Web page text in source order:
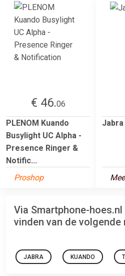
€ 46.06
PLENOM Kuando
Busylight UC Alpha -
Presence Ringer &
Notific...
Proshop
Jabra
Via Smartphone-
vinden van de volgende
JABRA KUANDO